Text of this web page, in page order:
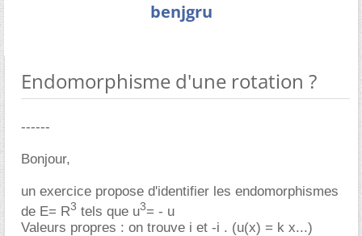
benjgru
Endomorphisme d'une rotation ?
------
Bonjour,
un exercice propose d'identifier les endomorphismes
de E= R3 tels que u3= - u
Valeurs propres : on trouve i et -i . (u(x) = k x...)